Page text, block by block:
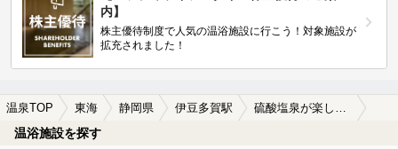
内】
株主優待制度で人気の温浴施設に行こう！対象施設が
拡充されました！
温泉TOP 東海 静岡県 伊豆多賀駅 硫酸塩泉が楽しめる伊豆多賀駅近くの温泉、日帰り温泉、スーパー銭湯おすすめ
温浴施設を探す